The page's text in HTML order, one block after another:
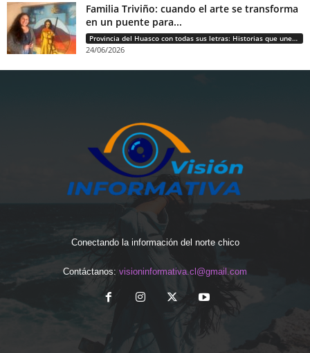
Familia Triviño: cuando el arte se transforma
en un puente para...
Provincia del Huasco con todas sus letras: Historias que unen cultura, diversidad e identidad
24/06/2026
Conectando la información del norte chico
Contáctanos: visioninformativa.cl@gmail.com